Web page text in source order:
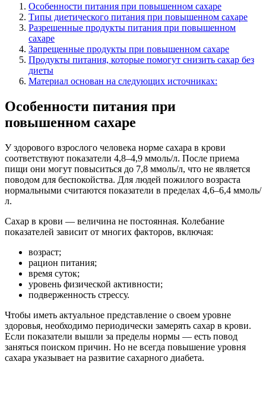
Особенности питания при повышенном сахаре
Типы диетического питания при повышенном сахаре
Разрешенные продукты питания при повышенном
сахаре
Запрещенные продукты при повышенном сахаре
Продукты питания, которые помогут снизить сахар без
диеты
Материал основан на следующих источниках:
Особенности питания при
повышенном сахаре
У здорового взрослого человека норме сахара в крови
соответствуют показатели 4,8–4,9 ммоль/л. После приема
пищи они могут повыситься до 7,8 ммоль/л, что не является
поводом для беспокойства. Для людей пожилого возраста
нормальными считаются показатели в пределах 4,6–6,4 ммоль/
л.
Сахар в крови — величина не постоянная. Колебание
показателей зависит от многих факторов, включая:
возраст;
рацион питания;
время суток;
уровень физической активности;
подверженность стрессу.
Чтобы иметь актуальное представление о своем уровне
здоровья, необходимо периодически замерять сахар в крови.
Если показатели вышли за пределы нормы — есть повод
заняться поиском причин. Но не всегда повышение уровня
сахара указывает на развитие сахарного диабета.